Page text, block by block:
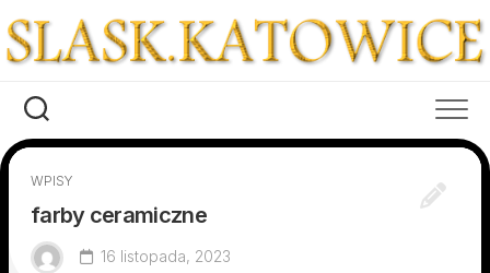
to
content
WPISY
farby ceramiczne
16 listopada, 2023